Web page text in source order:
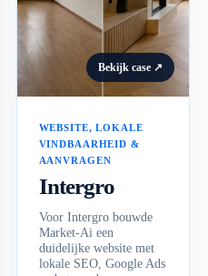
Bekijk case ↗
WEBSITE, LOKALE
VINDBAARHEID &
AANVRAGEN
Intergro
Voor Intergro bouwde
Market-Ai een
duidelijke website met
lokale SEO, Google Ads